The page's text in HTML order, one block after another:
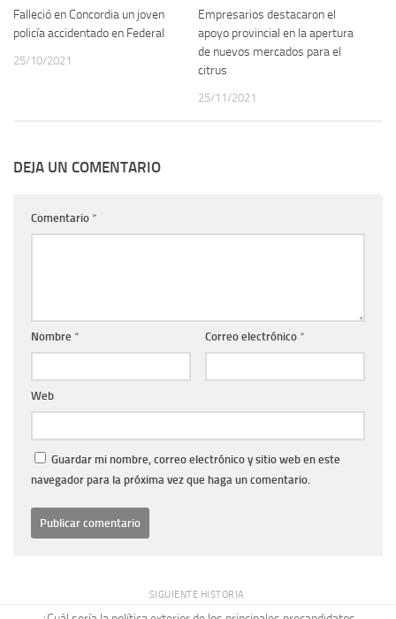
Falleció en Concordia un joven
policía accidentado en Federal
25/10/2021
Empresarios destacaron el
apoyo provincial en la apertura
de nuevos mercados para el
citrus
25/11/2021
DEJA UN COMENTARIO
Comentario *
Nombre * Correo electrónico *
Web
Guardar mi nombre, correo electrónico y sitio web en este
navegador para la próxima vez que haga un comentario.
SIGUIENTE HISTORIA